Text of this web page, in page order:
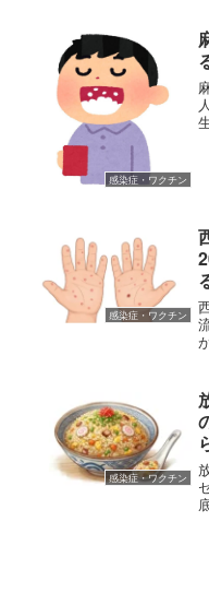
感染症・ワクチン
感染症・ワクチン
感染症・ワクチン